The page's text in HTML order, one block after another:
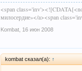
<span
милосердие»</a><span
Kombat 16 июн 2008
kombat сказал(а): ↑